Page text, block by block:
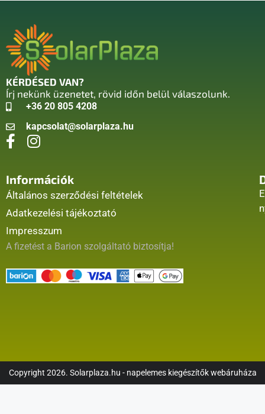
KÉRDÉSED VAN?
Írj nekünk üzenetet, rövid időn belül válaszolunk.
+36 20 805 4208
kapcsolat@solarplaza.hu
Információk
Általános szerződési feltételek
Adatkezelési tájékoztató
Impresszum
A fizetést a Barion szolgáltató biztosítja!
Copyright 2026. Solarplaza.hu - napelemes kiegészítők webáruháza